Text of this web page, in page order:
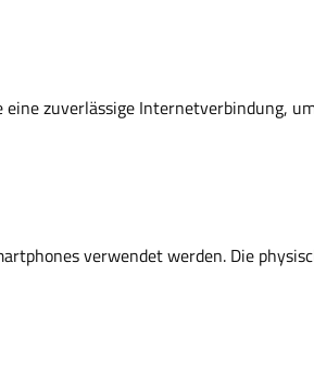
zuverlässige Internetverbindung,
verwendet werden. Die